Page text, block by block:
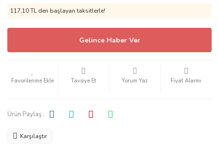
117,10 TL den başlayan taksitlerle!
Gelince Haber Ver
Tavsiye Et Yorum Yaz Fiyat Alarmı
Ürün Paylaş :
Karşılaştır